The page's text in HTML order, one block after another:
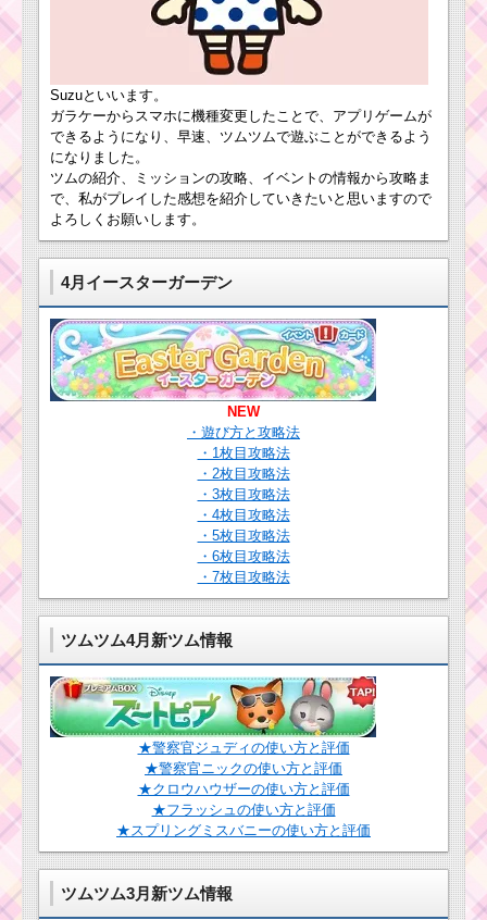
ツノのあるツムでボ
ムを25個消す方法
ヒゲのあるツムで30
チェーン以上出すミッ
てツムを430個消すミ
帽子をかぶったツム
を使って1プレイで6回
フィーバーをした攻略
法
イニシャルPのツムで
550万点を稼ぐ方法
赤色のツムで350万点
稼ぐミッションを攻略
するツム
口が見えるツムで150
万点を稼いだツムとコ
ツ！
耳がピンクのツムで
200コンボするミッシ
ョンを攻略するツム
消すミッションを攻略
Suzuといいます。
ガラケーからスマホに機種変更したことで、アプリゲームが
できるようになり、早速、ツムツムで遊ぶことができるよう
になりました。
ツムの紹介、ミッションの攻略、イベントの情報から攻略ま
で、私がプレイした感想を紹介していきたいと思いますので
よろしくお願いします。
4月イースターガーデン
NEW
・遊び方と攻略法
・1枚目攻略法
・2枚目攻略法
・3枚目攻略法
・4枚目攻略法
・5枚目攻略法
・6枚目攻略法
・7枚目攻略法
ツムツム4月新ツム情報
★警察官ジュディの使い方と評価
★警察官ニックの使い方と評価
★クロウハウザーの使い方と評価
★フラッシュの使い方と評価
★スプリングミスバニーの使い方と評価
ツムツム3月新ツム情報